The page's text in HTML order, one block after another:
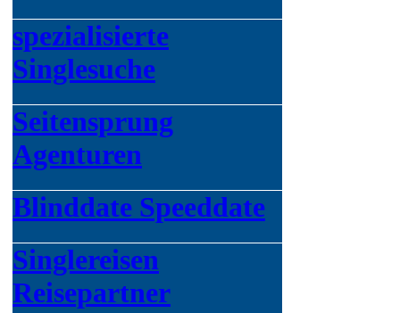
spezialisierte
Singlesuche
Seitensprung
Agenturen
Blinddate Speeddate
Singlereisen
Reisepartner